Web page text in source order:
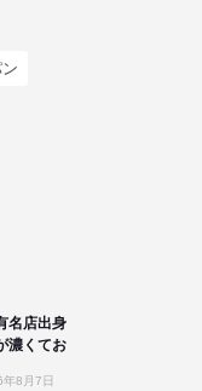
名店出身
濃くてお
年8月7日